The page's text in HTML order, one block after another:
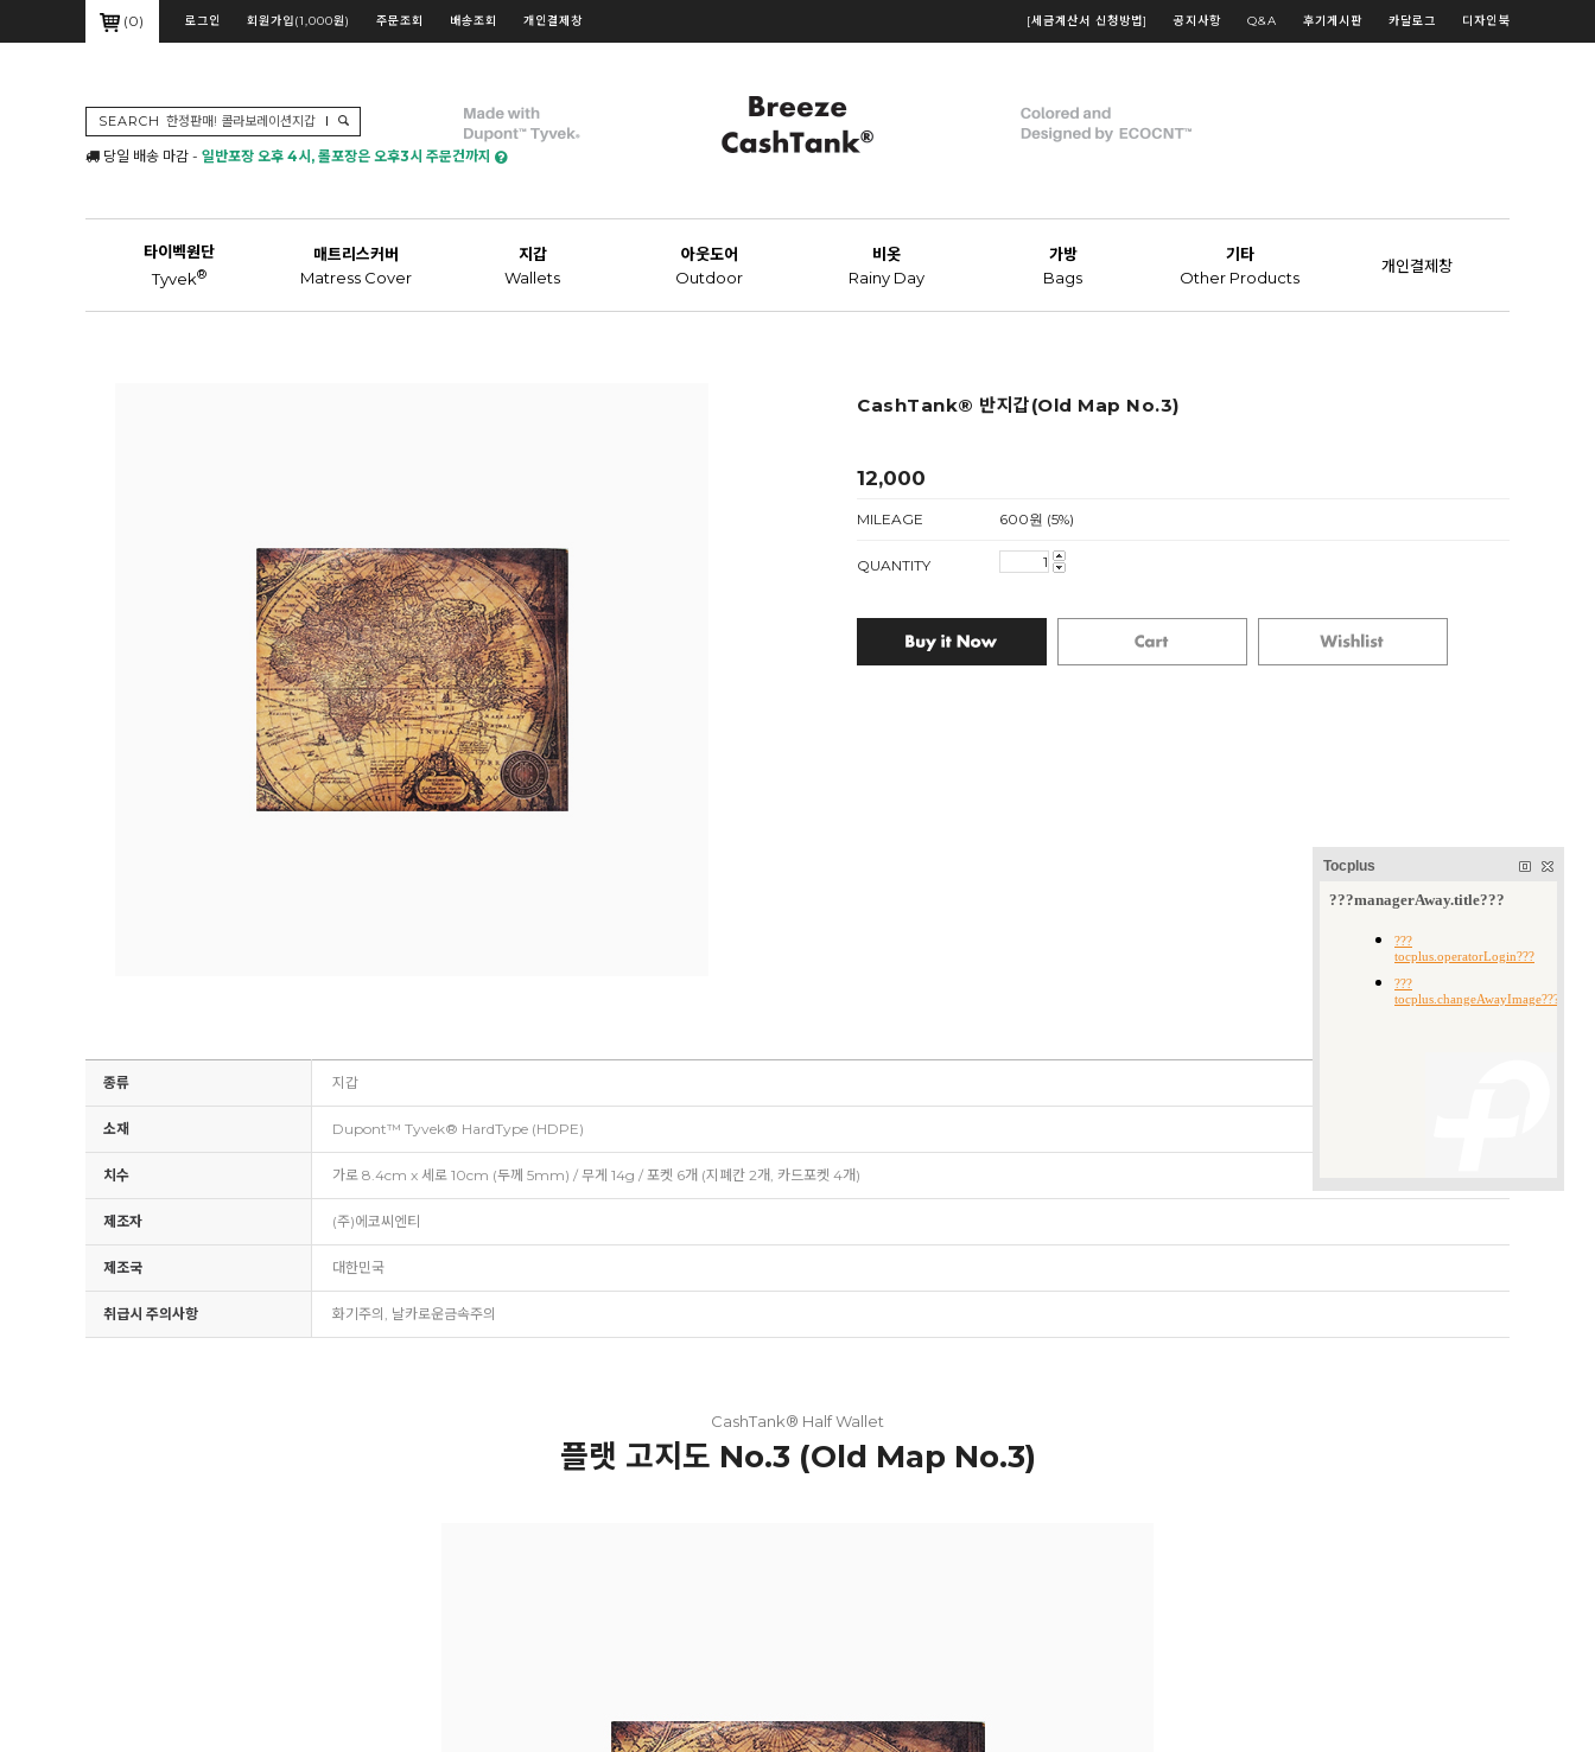
(0) 로그인 회원가입(1,000원) 주문조회 배송조회 개인결제창 [세금계산서 신청방법] 공지사항 Q&A 후기게시판 카달로그 디자인북
SEARCH
당일 배송 마감 - 일반포장 오후 4시, 롤포장은 오후3시 주문건까지
타이벡원단
Tyvek®
매트리스커버
Matress Cover
지갑
Wallets
아웃도어
Outdoor
비옷
Rainy Day
가방
Bags
기타
Other Products
개인결제창
CashTank® 반지갑(Old Map No.3)
12,000
MILEAGE 600원 (5%)
QUANTITY
종류 지갑
소재 Dupont™ Tyvek® HardType (HDPE)
치수 가로 8.4cm x 세로 10cm (두께 5mm) / 무게 14g / 포켓 6개 (지폐칸 2개, 카드포켓 4개)
제조자 (주)에코씨엔티
제조국 대한민국
취급시 주의사항 화기주의, 날카로운금속주의
CashTank® Half Wallet
플랫 고지도 No.3 (Old Map No.3)
Tocplus